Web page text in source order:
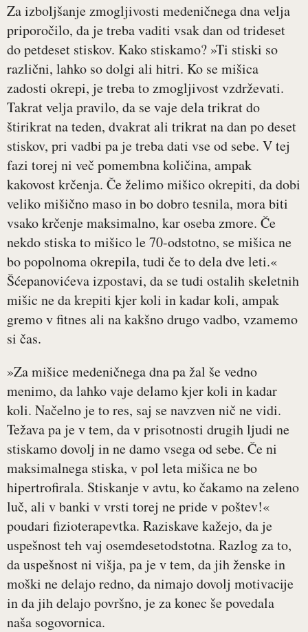
Za izboljšanje zmogljivosti medeničnega dna velja
priporočilo, da je treba vaditi vsak dan od trideset
do petdeset stiskov. Kako stiskamo? »Ti stiski so
različni, lahko so dolgi ali hitri. Ko se mišica
zadosti okrepi, je treba to zmogljivost vzdrževati.
Takrat velja pravilo, da se vaje dela trikrat do
štirikrat na teden, dvakrat ali trikrat na dan po deset
stiskov, pri vadbi pa je treba dati vse od sebe. V tej
fazi torej ni več pomembna količina, ampak
kakovost krčenja. Če želimo mišico okrepiti, da dobi
veliko mišično maso in bo dobro tesnila, mora biti
vsako krčenje maksimalno, kar oseba zmore. Če
nekdo stiska to mišico le 70-odstotno, se mišica ne
bo popolnoma okrepila, tudi če to dela dve leti.«
Šćepanovićeva izpostavi, da se tudi ostalih skeletnih
mišic ne da krepiti kjer koli in kadar koli, ampak
gremo v fitnes ali na kakšno drugo vadbo, vzamemo
si čas.
»Za mišice medeničnega dna pa žal še vedno
menimo, da lahko vaje delamo kjer koli in kadar
koli. Načelno je to res, saj se navzven nič ne vidi.
Težava pa je v tem, da v prisotnosti drugih ljudi ne
stiskamo dovolj in ne damo vsega od sebe. Če ni
maksimalnega stiska, v pol leta mišica ne bo
hipertrofirala. Stiskanje v avtu, ko čakamo na zeleno
luč, ali v banki v vrsti torej ne pride v poštev!«
poudari fizioterapevtka. Raziskave kažejo, da je
uspešnost teh vaj osemdesetodstotna. Razlog za to,
da uspešnost ni višja, pa je v tem, da jih ženske in
moški ne delajo redno, da nimajo dovolj motivacije
in da jih delajo površno, je za konec še povedala
naša sogovornica.